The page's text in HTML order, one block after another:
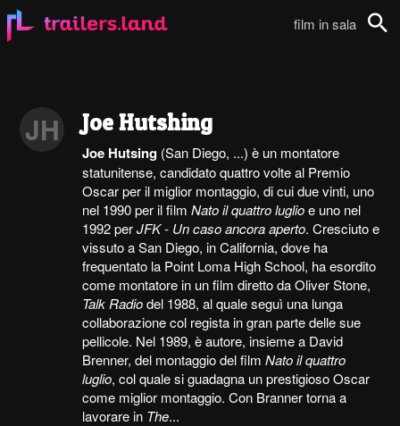
film in sala
JH Joe Hutshing
Joe Hutsing (San Diego, ...) è un montatore
statunitense, candidato quattro volte al Premio
Oscar per il miglior montaggio, di cui due vinti, uno
nel 1990 per il filmNato il quattro luglioe uno nel
1992 perJFK - Un caso ancora aperto. Cresciuto e
vissuto a San Diego, in California, dove ha
frequentato la Point Loma High School, ha esordito
come montatore in un film diretto da Oliver Stone,
Talk Radiodel 1988, al quale seguì una lunga
collaborazione col regista in gran parte delle sue
pellicole. Nel 1989, è autore, insieme a David
Brenner, del montaggio del filmNato il quattro
luglio, col quale si guadagna un prestigioso Oscar
come miglior montaggio. Con Branner torna a
lavorare in The...